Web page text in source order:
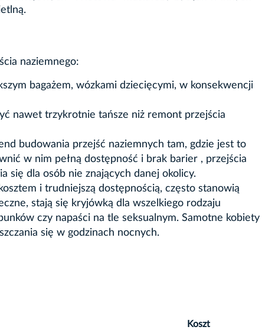
naziemnego:
bagażem, wózkami dziecięcymi, w konsekwencji
nawet trzykrotnie tańsze niż remont przejścia
budowania przejść naziemnych tam, gdzie jest to
w nim pełną dostępność i brak barier , przejścia
się dla osób nie znających danej okolicy.
i trudniejszą dostępnością, często stanowią
stają się kryjówką dla wszelkiego rodzaju
czy napaści na tle seksualnym. Samotne kobiety
się w godzinach nocnych.
Koszt